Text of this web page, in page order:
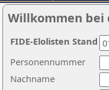
Willkommen bei
Nachname
Personennummer
FIDE-Elolisten Stand